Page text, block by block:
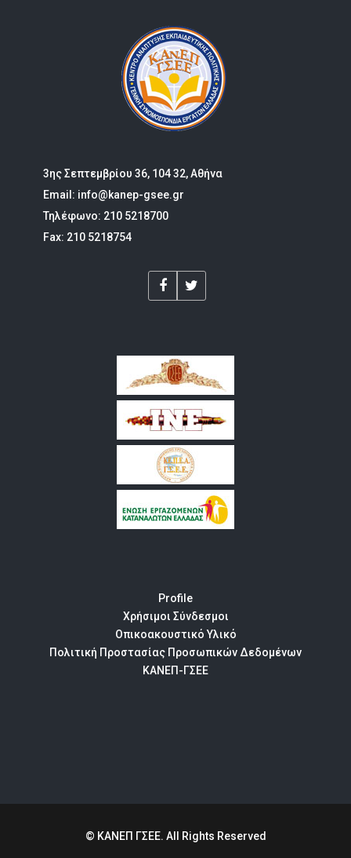
3ης Σεπτεμβρίου 36, 104 32, Αθήνα
Email: info@kanep-gsee.gr
Τηλέφωνο: 210 5218700
Fax: 210 5218754
Profile
Χρήσιμοι Σύνδεσμοι
Οπικοακουστικό Υλικό
Πολιτική Προστασίας Προσωπικών Δεδομένων
ΚΑΝΕΠ-ΓΣΕΕ
© ΚΑΝΕΠ ΓΣΕΕ. All Rights Reserved